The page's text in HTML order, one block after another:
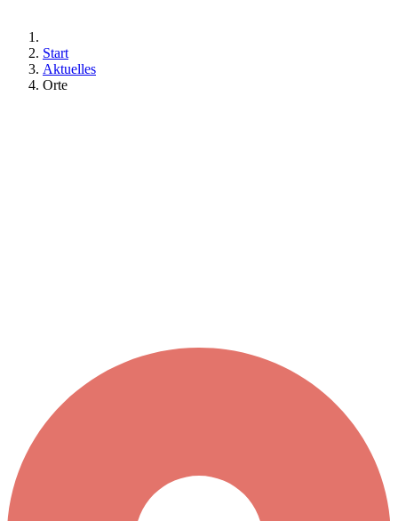
Start
Aktuelles
Orte